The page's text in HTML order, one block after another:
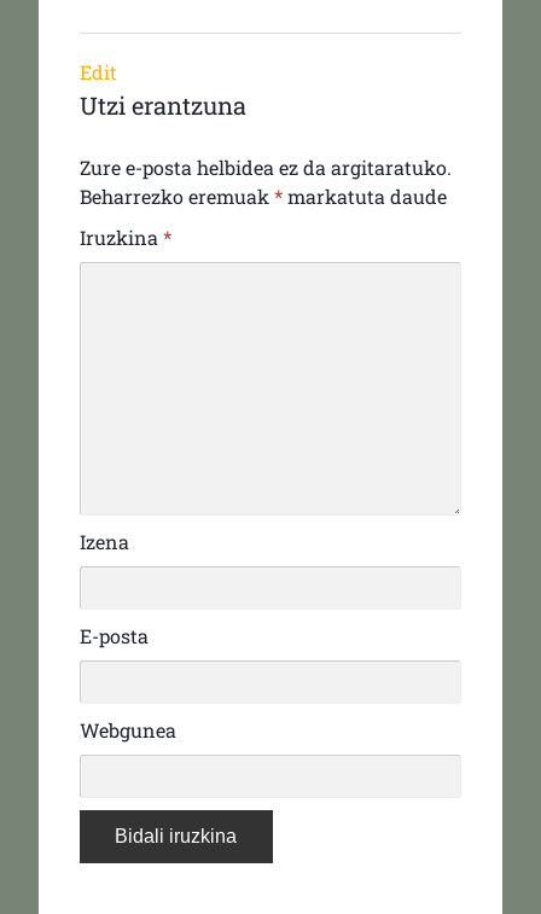
Edit
Utzi erantzuna
Zure e-posta helbidea ez da argitaratuko.
Beharrezko eremuak *markatuta daude
Iruzkina *
Izena
E-posta
Webgunea